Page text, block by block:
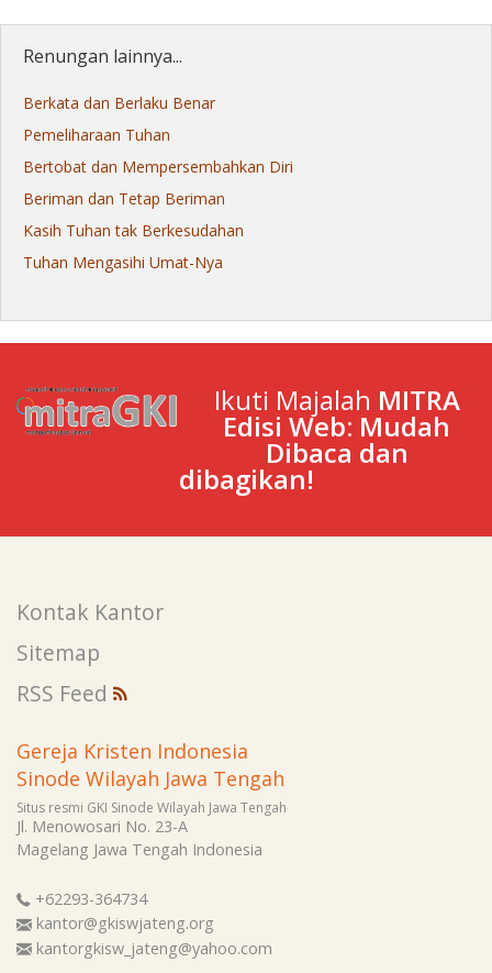
Renungan lainnya...
Berkata dan Berlaku Benar
Pemeliharaan Tuhan
Bertobat dan Mempersembahkan Diri
Beriman dan Tetap Beriman
Kasih Tuhan tak Berkesudahan
Tuhan Mengasihi Umat-Nya
Ikuti Majalah MITRA
Edisi Web: Mudah
Dibaca dan
dibagikan!
Kontak Kantor
Sitemap
RSS Feed
Gereja Kristen Indonesia
Sinode Wilayah Jawa Tengah
Situs resmi GKI Sinode Wilayah Jawa Tengah
Jl. Menowosari No. 23-A
Magelang Jawa Tengah Indonesia
+62293-364734
kantor@gkiswjateng.org
kantorgkisw_jateng@yahoo.com